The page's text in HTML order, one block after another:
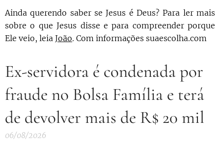
Ainda querendo saber se Jesus é Deus? Para ler mais
sobre o que Jesus disse e para compreender porque
Ele veio, leia João. Com informações suaescolha.com
Ex-servidora é condenada por
fraude no Bolsa Família e terá
de devolver mais de R$ 20 mil
06/08/2026